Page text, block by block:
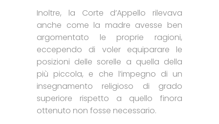
Inoltre, la Corte d’Appello rilevava
anche come la madre avesse ben
argomentato le proprie ragioni,
eccependo di voler equiparare le
posizioni delle sorelle a quella della
più piccola, e che l’impegno di un
insegnamento religioso di grado
superiore rispetto a quello finora
ottenuto non fosse necessario.